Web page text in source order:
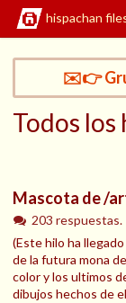
hispachan
✉️👉
Todos los
Mascota de /
203 respuestas.
(Este hilo ha
de la futura mona
color y los ultimos
dibujos hechos de